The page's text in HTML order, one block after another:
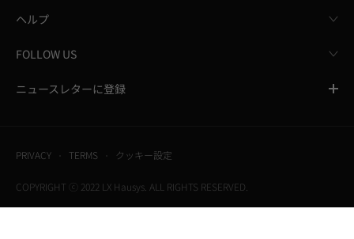
ヘルプ
FOLLOW US
ニュースレターに登録
PRIVACY TERMS クッキー設定
COPYRIGHT ⓒ 2022 LX Hausys. ALL RIGHTS RESERVED.